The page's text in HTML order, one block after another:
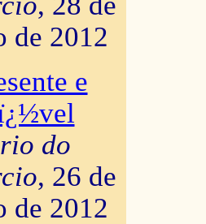
de 2012
e
do
, 26 de
de 2012